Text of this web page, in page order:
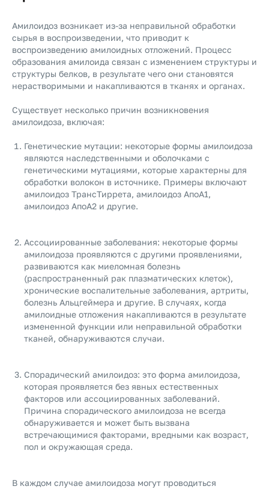
Амилоидоз возникает из-за неправильной обработки
сырья в воспроизведении, что приводит к
воспроизведению амилоидных отложений. Процесс
образования амилоида связан с изменением структуры и
структуры белков, в результате чего они становятся
нерастворимыми и накапливаются в тканях и органах.
Существует несколько причин возникновения
амилоидоза, включая:
Генетические мутации: некоторые формы амилоидоза
являются наследственными и оболочками с
генетическими мутациями, которые характерны для
обработки волокон в источнике. Примеры включают
амилоидоз ТрансТиррета, амилоидоз АпоА1,
амилоидоз АпоА2 и другие.
Ассоциированные заболевания: некоторые формы
амилоидоза проявляются с другими проявлениями,
развиваются как миеломная болезнь
(распространенный рак плазматических клеток),
хронические воспалительные заболевания, артриты,
болезнь Альцгеймера и другие. В случаях, когда
амилоидные отложения накапливаются в результате
измененной функции или неправильной обработки
тканей, обнаруживаются случаи.
Спорадический амилоидоз: это форма амилоидоза,
которая проявляется без явных естественных
факторов или ассоциированных заболеваний.
Причина спорадического амилоидоза не всегда
обнаруживается и может быть вызвана
встречающимися факторами, вредными как возраст,
пол и окружающая среда.
В каждом случае амилоидоза могут проводиться